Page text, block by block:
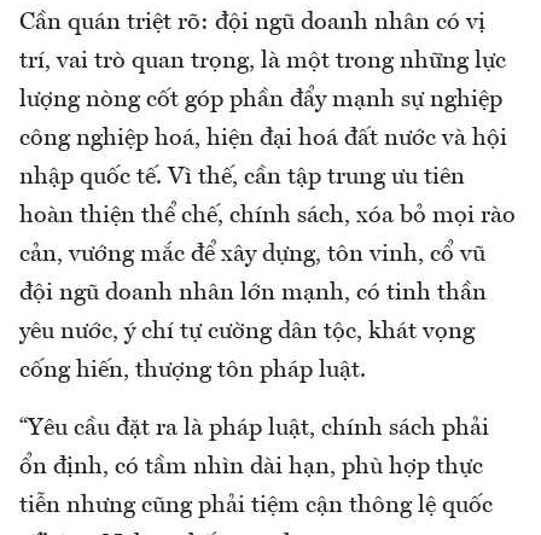
Cần quán triệt rõ: đội ngũ doanh nhân có vị
trí, vai trò quan trọng, là một trong những lực
lượng nòng cốt góp phần đẩy mạnh sự nghiệp
công nghiệp hoá, hiện đại hoá đất nước và hội
nhập quốc tế. Vì thế, cần tập trung ưu tiên
hoàn thiện thể chế, chính sách, xóa bỏ mọi rào
cản, vướng mắc để xây dựng, tôn vinh, cổ vũ
đội ngũ doanh nhân lớn mạnh, có tinh thần
yêu nước, ý chí tự cường dân tộc, khát vọng
cống hiến, thượng tôn pháp luật.
“Yêu cầu đặt ra là pháp luật, chính sách phải
ổn định, có tầm nhìn dài hạn, phù hợp thực
tiễn nhưng cũng phải tiệm cận thông lệ quốc